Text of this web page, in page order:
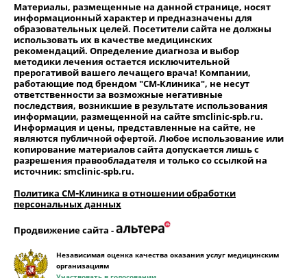
Материалы, размещенные на данной странице, носят
информационный характер и предназначены для
образовательных целей. Посетители сайта не должны
использовать их в качестве медицинских
рекомендаций. Определение диагноза и выбор
методики лечения остается исключительной
прерогативой вашего лечащего врача! Компании,
работающие под брендом "СМ-Клиника", не несут
ответственности за возможные негативные
последствия, возникшие в результате использования
информации, размещенной на сайте smclinic-spb.ru.
Информация и цены, представленные на сайте, не
являются публичной офертой. Любое использование или
копирование материалов сайта допускается лишь с
разрешения правообладателя и только со ссылкой на
источник: smclinic-spb.ru.
Политика СМ‑Клиника в отношении обработки
персональных данных
Продвижение сайта -
Независимая оценка качества оказания услуг медицинским
организациям